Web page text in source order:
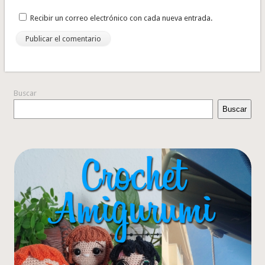
Recibir un correo electrónico con cada nueva entrada.
Buscar
Buscar